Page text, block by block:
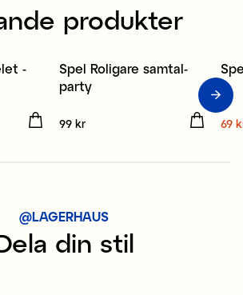
produkter
-
Spel Roligare samtal-
party
Pris:
99 kr 69
@LAGERHAUS
din stil